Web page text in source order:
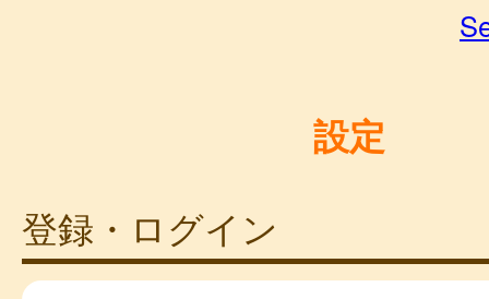
設定
登録・ログイン